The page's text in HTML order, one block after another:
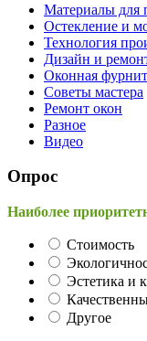
Материалы для
Остекление и
Технология
Дизайн и
Оконная
Советы мастера
Ремонт окон
Разное
Видео
Опрос
Наиболее
Стоимость
Эстетика и
Другое